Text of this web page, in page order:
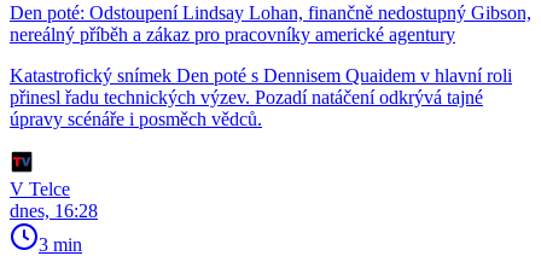
Den poté: Odstoupení Lindsay Lohan, finančně nedostupný Gibson,
nereálný příběh a zákaz pro pracovníky americké agentury
Katastrofický snímek Den poté s Dennisem Quaidem v hlavní roli
přinesl řadu technických výzev. Pozadí natáčení odkrývá tajné
úpravy scénáře i posměch vědců.
V Telce
dnes, 16:28
3 min